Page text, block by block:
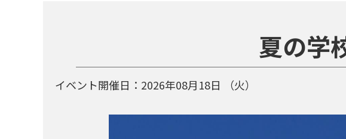
夏の学
イベント開催日： 2026年08月18日 （火）